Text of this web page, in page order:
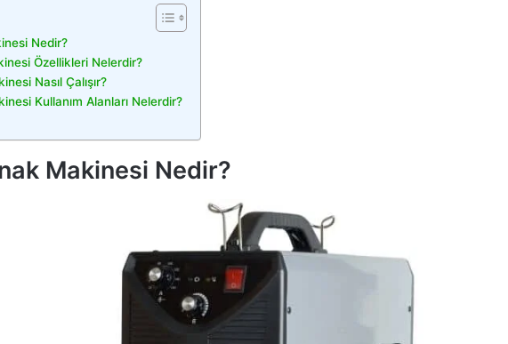
Nedir?
Özellikleri Nelerdir?
Nasıl Çalışır?
Kullanım Alanları Nelerdir?
Makinesi Nedir?